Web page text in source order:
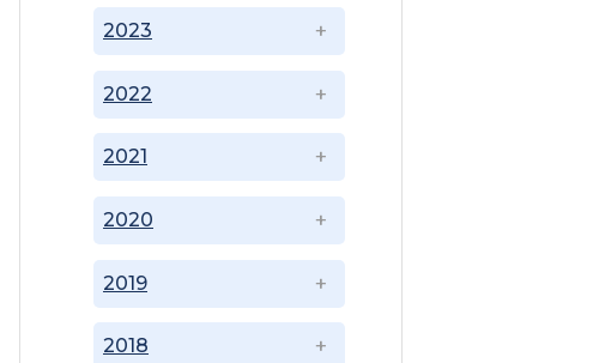
2018
2019
2020
2021
2022
2023